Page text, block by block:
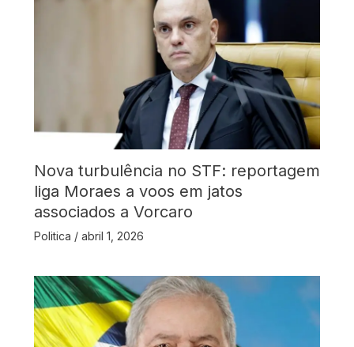
Nova turbulência no STF: reportagem
liga Moraes a voos em jatos
associados a Vorcaro
Politica / abril 1, 2026